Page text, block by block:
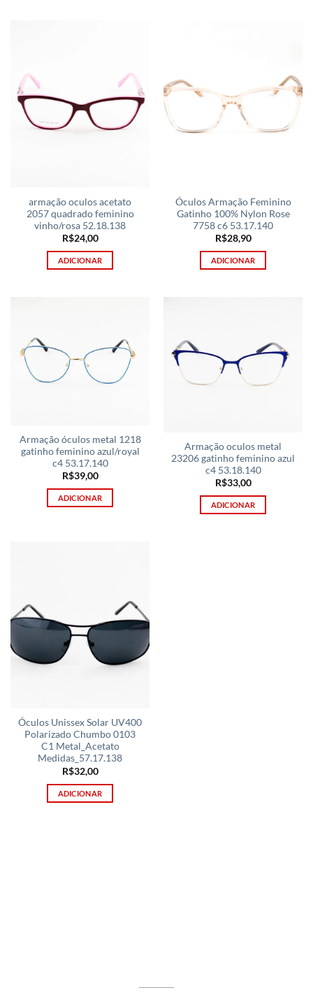
armação oculos acetato
2057 quadrado feminino
vinho/rosa 52.18.138
R$24,00
ADICIONAR
Óculos Armação Feminino
Gatinho 100% Nylon Rose
7758 c6 53.17.140
R$28,90
ADICIONAR
Armação óculos metal 1218
gatinho feminino azul/royal
c4 53.17.140
R$39,00
ADICIONAR
Armação oculos metal
23206 gatinho feminino azul
c4 53.18.140
R$33,00
ADICIONAR
Óculos Unissex Solar UV400
Polarizado Chumbo 0103
C1 Metal_Acetato
Medidas_57.17.138
R$32,00
ADICIONAR